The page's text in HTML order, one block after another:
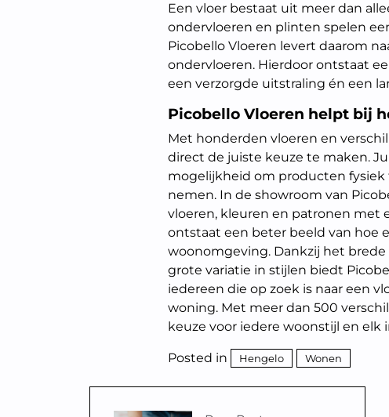
Een vloer bestaat uit meer dan
ondervloeren en plinten spelen
Picobello Vloeren levert daarom
ondervloeren. Hierdoor ontstaat
een verzorgde uitstraling én een
Picobello Vloeren helpt bij
Met honderden vloeren en
direct de juiste keuze te maken.
mogelijkheid om producten fysiek
nemen. In de showroom van
vloeren, kleuren en patronen met
ontstaat een beter beeld van hoe
woonomgeving. Dankzij het
grote variatie in stijlen biedt
iedereen die op zoek is naar een
woning. Met meer dan 500
keuze voor iedere woonstijl en elk
Posted in Hengelo Wonen